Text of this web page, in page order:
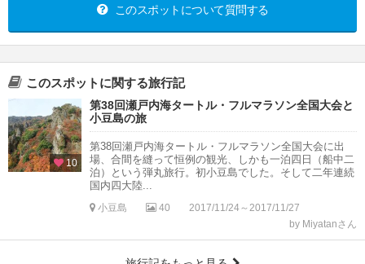
このスポットについて質問する
このスポットに関する旅行記
10
第38回瀬戸内海タートル・フルマラソン全国大会と
小豆島の旅
第38回瀬戸内海タートル・フルマラソン全国大会に出
場、合間を縫って恒例の観光、しかも一泊四日（船中二
泊）という弾丸旅行。初小豆島でした。そして二年連続
国内四大陸...
小豆島 40
2017/11/24～2017/11/27
by Miyatanさん